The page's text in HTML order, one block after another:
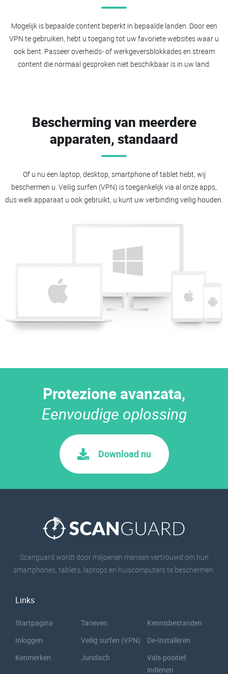
Mogelijk is bepaalde content beperkt in bepaalde landen. Door een
VPN te gebruiken, hebt u toegang tot uw favoriete websites waar u
ook bent. Passeer overheids- of werkgeversblokkades en stream
content die normaal gesproken niet beschikbaar is in uw land.
Bescherming van meerdere
apparaten, standaard
Of u nu een laptop, desktop, smartphone of tablet hebt, wij
beschermen u. Veilig surfen (VPN) is toegankelijk via al onze apps,
dus welk apparaat u ook gebruikt, u kunt uw verbinding veilig houden.
Protezione avanzata,
Eenvoudige oplossing
Download nu
Scanguard wordt door miljoenen mensen vertrouwd om hun
smartphones, tablets, laptops en huiscomputers te beschermen.
Links
Startpagina Tarieven
Kennisbestanden
Inloggen
Veilig surfen (VPN)
De-Installeren
Kenmerken
Juridisch
Vals-positief
indienen